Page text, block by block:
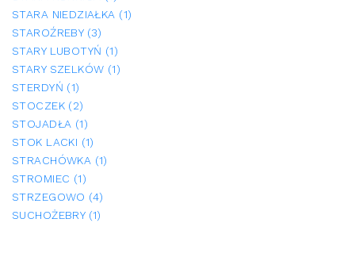
STARA NIEDZIAŁKA (1)
STAROŹREBY (3)
STARY LUBOTYŃ (1)
STARY SZELKÓW (1)
STERDYŃ (1)
STOCZEK (2)
STOJADŁA (1)
STOK LACKI (1)
STRACHÓWKA (1)
STROMIEC (1)
STRZEGOWO (4)
SUCHOŻEBRY (1)